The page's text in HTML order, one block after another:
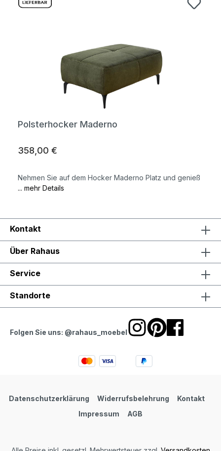
Polsterhocker Maderno
358,00 €
Nehmen Sie auf dem Hocker Maderno Platz und genieß
... mehr Details
Kontakt
Über Rahaus
Service
Standorte
Folgen Sie uns: @rahaus_moebel
Datenschutzerklärung Widerrufsbelehrung
Kontakt
Impressum
AGB